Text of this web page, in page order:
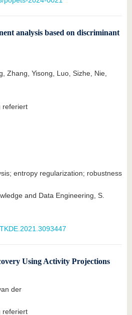
analysis based on discriminant
Zhang, Yisong, Luo, Sizhe, Nie,
referiert
entropy regularization; robustness
and Data Engineering, S.
Using Activity Projections
der
referiert